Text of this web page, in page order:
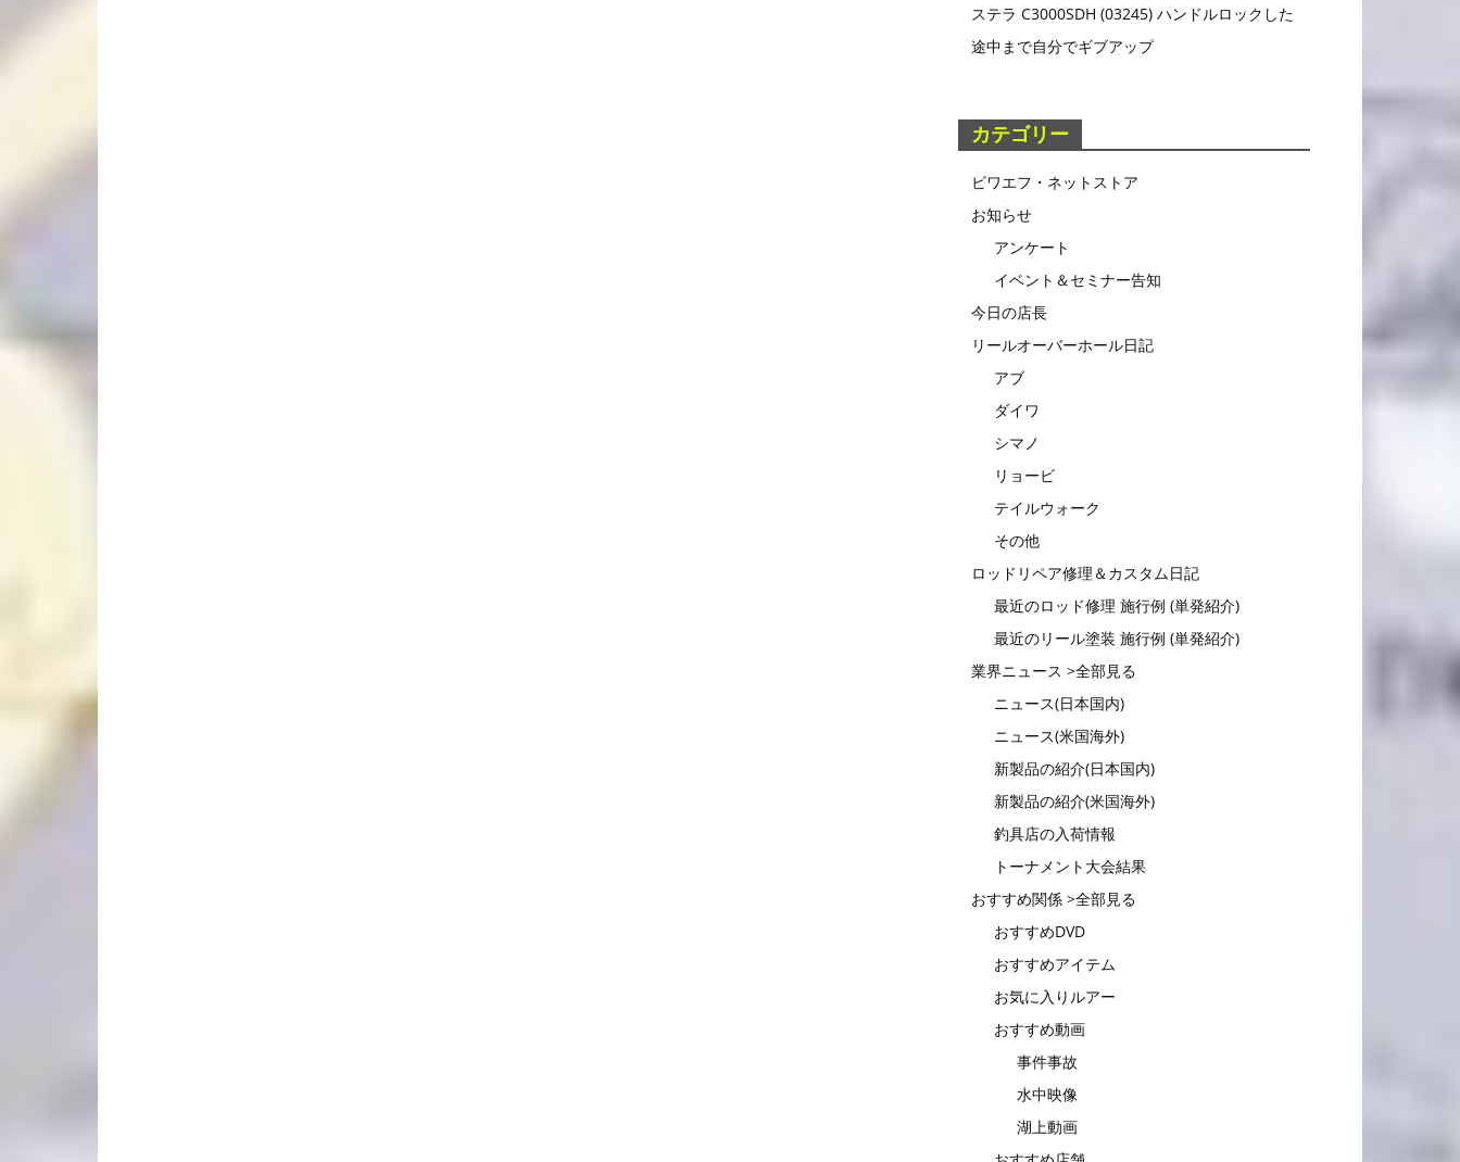
ステラ C3000SDH (03245) ハンドルロックした
途中まで自分でギブアップ
カテゴリー
ビワエフ・ネットストア
お知らせ
アンケート
イベント＆セミナー告知
今日の店長
リールオーバーホール日記
アブ
ダイワ
シマノ
リョービ
テイルウォーク
その他
ロッドリペア修理＆カスタム日記
最近のロッド修理 施行例 (単発紹介)
最近のリール塗装 施行例 (単発紹介)
業界ニュース >全部見る
ニュース(日本国内)
ニュース(米国海外)
新製品の紹介(日本国内)
新製品の紹介(米国海外)
釣具店の入荷情報
トーナメント大会結果
おすすめ関係 >全部見る
おすすめDVD
おすすめアイテム
お気に入りルアー
おすすめ動画
事件事故
水中映像
湖上動画